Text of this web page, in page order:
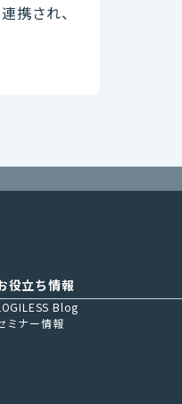
携され、
役立ち情報
Blog
ミナー情報